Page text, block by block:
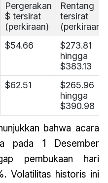
Pergerakan
$ tersirat
(perkiraan)
Rentang
tersirat
(perkiraan)
$54.66
$273.81
hingga
$383.13
$62.51
$265.96
hingga
$390.98
bahwa acara
pada 1 Desember
pembukaan hari
Volatilitas historis ini